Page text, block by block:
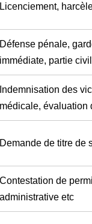
Licenciement,
Défense pénale,
immédiate, partie
Indemnisation des
médicale, évaluation
Demande de titre de
Contestation de
administrative etc